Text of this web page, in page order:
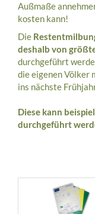
Außmaße
kosten kann!
Die
deshalb von
durchgeführt
die eigenen Völker
ins nächste
Diese kann
durchgeführt